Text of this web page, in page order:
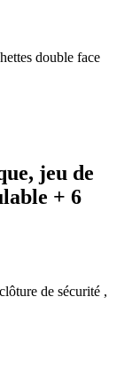
jeu de
+ 6